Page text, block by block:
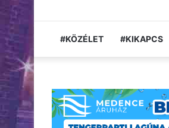
#KÖZÉLET #KIKAPCS